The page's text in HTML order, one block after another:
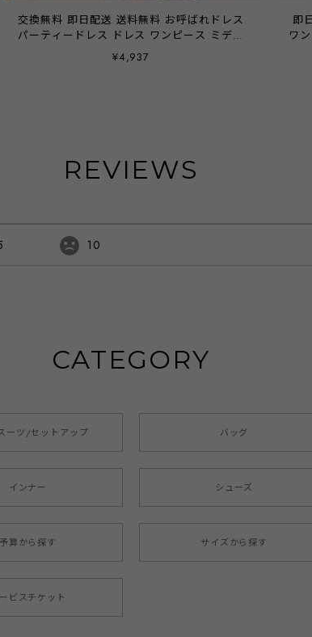
交換無料 即日配送 送料無料 お呼ばれドレス
パーティードレス ドレス ワンピース ミディ
アムドレス レース シフォン 袖有り 膝丈 お
呼ばれドレス 結婚式 二次会 披露宴 謝恩会
¥4,937
即
ワ
REVIEWS
10
CATEGORY
ーツ/セットアップ バッグ
インナー シューズ
予算から探す サイズから探す
ビスチケット